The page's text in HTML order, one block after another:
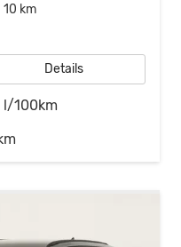
10 km
Details
l/100km